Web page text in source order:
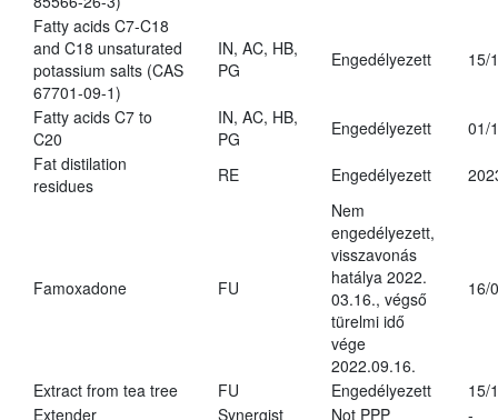
Fatty acids C7-C18
and C18 unsaturated
potassium salts (CAS
67701-09-1)
IN, AC, HB,
PG
Engedélyezett 15/
Fatty acids C7 to
C20
IN, AC, HB,
PG
Engedélyezett
01/
Fat distilation
residues
RE Engedélyezett
Famoxadone FU
Nem
engedélyezett,
visszavonás
hatálya 2022.
03.16., végső
türelmi idő
vége
2022.09.16.
16/
Extract from tea tree FU Engedélyezett
15/
Extender
Synergist Not PPP
-